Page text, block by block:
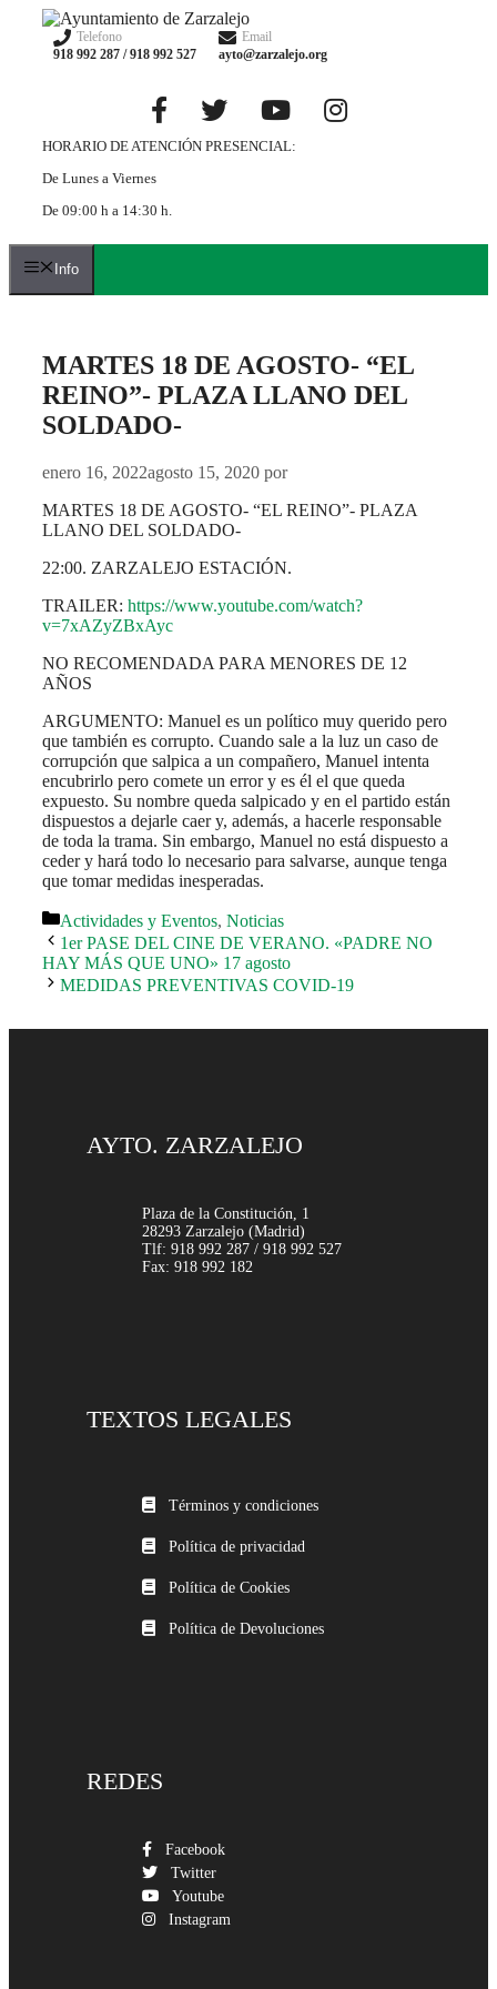
Saltar
contenido
Telefono
918 992 287 / 918 992 527
Email
ayto@zarzalejo.org
HORARIO DE ATENCIÓN PRESENCIAL:
De Lunes a Viernes
De 09:00 h a 14:30 h.
Info
MARTES 18 DE AGOSTO- “EL
REINO”- PLAZA LLANO DEL
SOLDADO-
enero 16, 2022agosto 15, 2020 por
MARTES 18 DE AGOSTO- “EL REINO”- PLAZA
LLANO DEL SOLDADO-
22:00. ZARZALEJO ESTACIÓN.
TRAILER: https://www.youtube.com/watch?
v=7xAZyZBxAyc
NO RECOMENDADA PARA MENORES DE 12
AÑOS
ARGUMENTO: Manuel es un político muy querido pero
que también es corrupto. Cuando sale a la luz un caso de
corrupción que salpica a un compañero, Manuel intenta
encubrirlo pero comete un error y es él el que queda
expuesto. Su nombre queda salpicado y en el partido están
dispuestos a dejarle caer y, además, a hacerle responsable
de toda la trama. Sin embargo, Manuel no está dispuesto a
ceder y hará todo lo necesario para salvarse, aunque tenga
que tomar medidas inesperadas.
Categorías
Actividades y Eventos, Noticias
1er PASE DEL CINE DE VERANO. «PADRE NO
HAY MÁS QUE UNO» 17 agosto
MEDIDAS PREVENTIVAS COVID-19
AYTO. ZARZALEJO
Plaza de la Constitución, 1
28293 Zarzalejo (Madrid)
Tlf: 918 992 287 / 918 992 527
Fax: 918 992 182
TEXTOS LEGALES
Términos y condiciones
Política de privacidad
Política de Cookies
Política de Devoluciones
REDES
Facebook
Twitter
Youtube
Instagram